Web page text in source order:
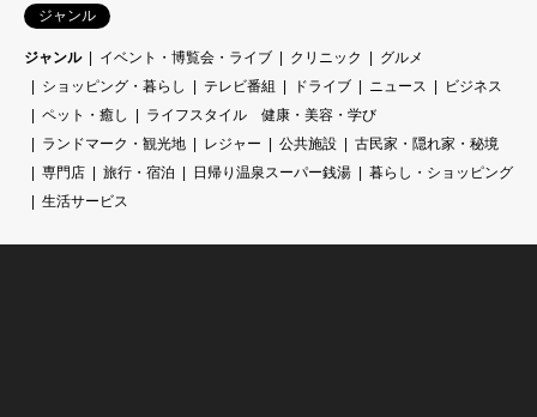
ジャンル
ジャンル イベント・博覧会・ライブ クリニック
グルメ
ショッピング・暮らし
テレビ番組 ドライブ ニュース
ビジネス
ペット・癒し
ライフスタイル 健康・美容・学び
ランドマーク・観光地
レジャー 公共施設
古民家・隠れ家・秘境
専門店
旅行・宿泊 日帰り温泉スーパー銭湯
暮らし・ショッピング
生活サービス